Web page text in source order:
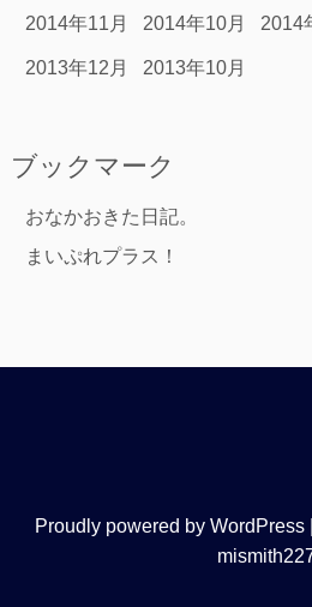
2014年11月 2014年10月 2014
2013年12月 2013年10月
ブックマーク
おなかおきた日記。
まいぷれプラス！
Proudly powered by WordPress